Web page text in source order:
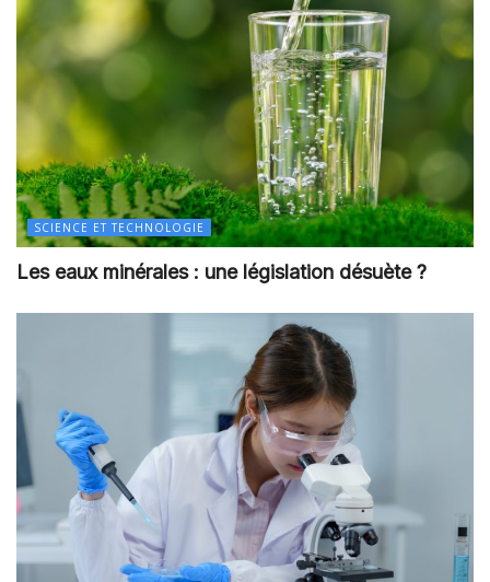
SCIENCE ET TECHNOLOGIE
Les eaux minérales : une législation désuète ?